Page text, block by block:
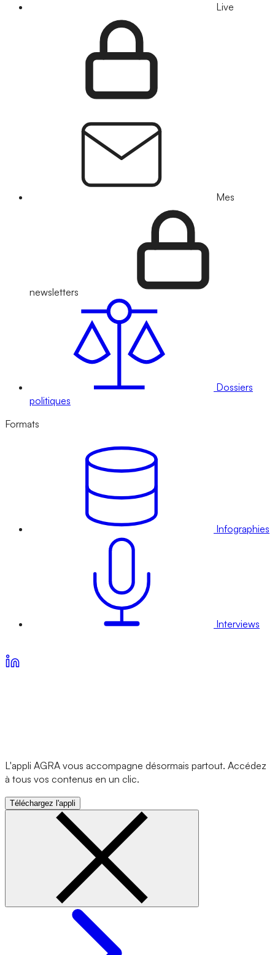
Live
Mes
newsletters
Dossiers
politiques
Formats
Infographies
Interviews
L'appli AGRA vous accompagne désormais partout. Accédez
à tous vos contenus en un clic.
Téléchargez l'appli